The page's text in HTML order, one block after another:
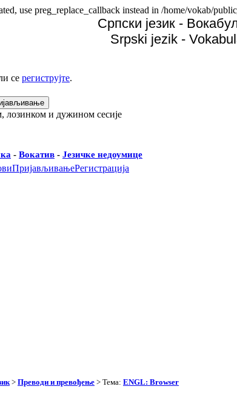
use preg_replace_callback instead in /home/vokab/
Српски језик -
Srpski jezik -
се региструјте.
лозинком и дужином сесије
- Вокатив - Језичке недоумице
ПријављивањеРегистрација
> Преводи и превођење > Тема: ENGL: Browser